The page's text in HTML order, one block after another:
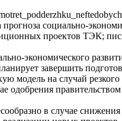
социально-
проектов ТЭК;
экономического
завершить
модель на случай
в случае